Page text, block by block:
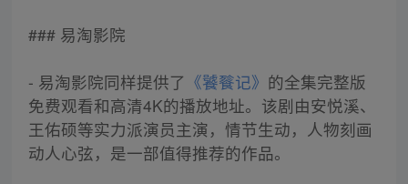
### 易淘影院
- 易淘影院同样提供了 《饕餮记》 的全集完整版
免费观看和高清4K的播放地址。该剧由安悦溪、
王佑硕等实力派演员主演，情节生动，人物刻画
动人心弦，是一部值得推荐的作品。